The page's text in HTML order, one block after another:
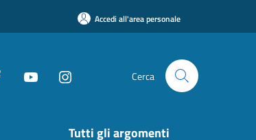
Accedi all'area personale
Cerca
Tutti gli argomenti